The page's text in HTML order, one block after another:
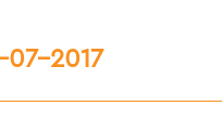
07-2017